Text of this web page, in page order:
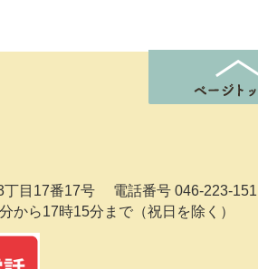
丁目17番17号
電話番号 046-223-
ら17時15分まで（祝日を除く）